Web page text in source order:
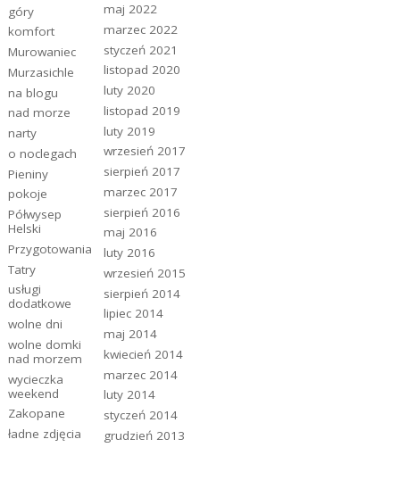
góry
komfort
Murowaniec
Murzasichle
na blogu
nad morze
narty
o noclegach
Pieniny
pokoje
Półwysep
Helski
Przygotowania
Tatry
usługi
dodatkowe
wolne dni
wolne domki
nad morzem
wycieczka
weekend
Zakopane
ładne zdjęcia
maj 2022
marzec 2022
styczeń 2021
listopad 2020
luty 2020
listopad 2019
luty 2019
wrzesień 2017
sierpień 2017
marzec 2017
sierpień 2016
maj 2016
luty 2016
wrzesień 2015
sierpień 2014
lipiec 2014
maj 2014
kwiecień 2014
marzec 2014
luty 2014
styczeń 2014
grudzień 2013